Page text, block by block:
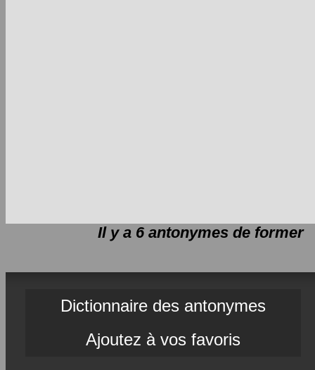
Il y a 6 antonymes de former
Dictionnaire des antonymes
Ajoutez à vos favoris